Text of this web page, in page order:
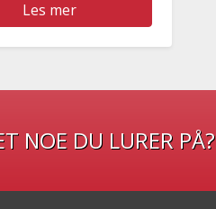
Les mer
NOE DU LURER PÅ?